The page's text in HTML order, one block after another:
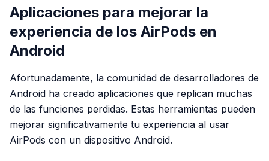
Aplicaciones para mejorar la
experiencia de los AirPods en
Android
Afortunadamente, la comunidad de desarrolladores de
Android ha creado aplicaciones que replican muchas
de las funciones perdidas. Estas herramientas pueden
mejorar significativamente tu experiencia al usar
AirPods con un dispositivo Android.